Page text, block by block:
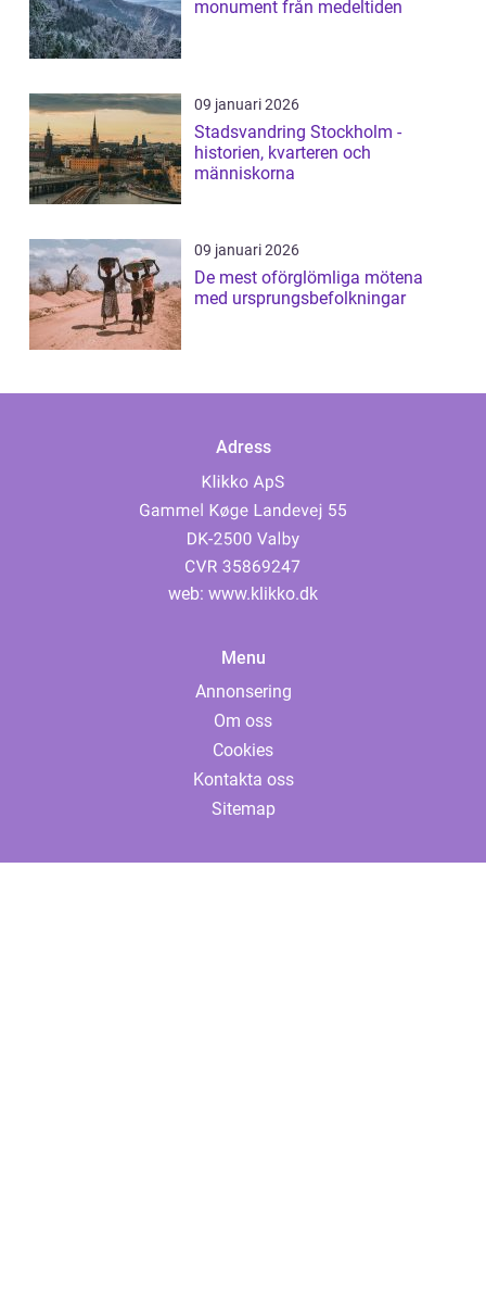
monument från medeltiden
09 januari 2026
Stadsvandring Stockholm -
historien, kvarteren och
människorna
09 januari 2026
De mest oförglömliga mötena
med ursprungsbefolkningar
Adress
web: www.klikko.dk
Menu
Annonsering
Om oss
Cookies
Kontakta oss
Sitemap